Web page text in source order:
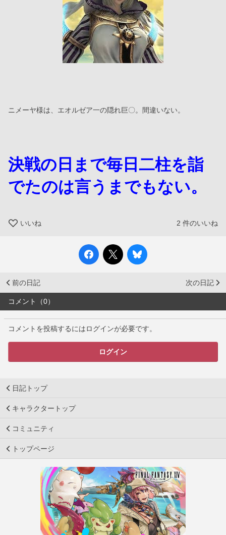
ニメーヤ様は、エオルゼア一の隠れ巨〇。間違いない。
決戦の日まで毎日二柱を詣
でたのは言うまでもない。
いいね 2 件のいいね
前の日記 次の日記
コメント（0）
コメントを投稿するにはログインが必要です。
ログイン
日記トップ
キャラクタートップ
コミュニティ
トップページ